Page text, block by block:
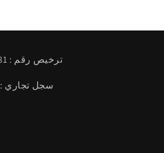
ترخيص رقم : 2026/10581
سجل تجاري : 545611